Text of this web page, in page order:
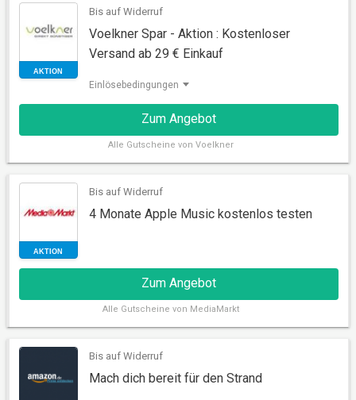
Bis auf Widerruf
Voelkner Spar - Aktion : Kostenloser
Versand ab 29 € Einkauf
Einlösebedingungen
Zum Angebot
Alle Gutscheine von Voelkner
Bis auf Widerruf
4 Monate Apple Music kostenlos testen
Zum Angebot
Alle Gutscheine von MediaMarkt
Bis auf Widerruf
Mach dich bereit für den Strand